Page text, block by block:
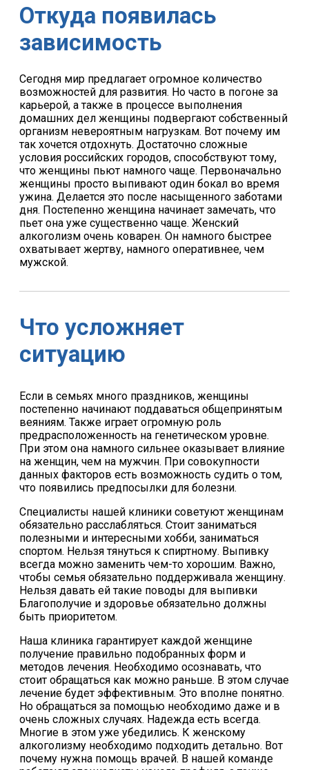
Откуда появилась
зависимость
Сегодня мир предлагает огромное количество
возможностей для развития. Но часто в погоне за
карьерой, а также в процессе выполнения
домашних дел женщины подвергают собственный
организм невероятным нагрузкам. Вот почему им
так хочется отдохнуть. Достаточно сложные
условия российских городов, способствуют тому,
что женщины пьют намного чаще. Первоначально
женщины просто выпивают один бокал во время
ужина. Делается это после насыщенного заботами
дня. Постепенно женщина начинает замечать, что
пьет она уже существенно чаще. Женский
алкоголизм очень коварен. Он намного быстрее
охватывает жертву, намного оперативнее, чем
мужской.
Что усложняет
ситуацию
Если в семьях много праздников, женщины
постепенно начинают поддаваться общепринятым
веяниям. Также играет огромную роль
предрасположенность на генетическом уровне.
При этом она намного сильнее оказывает влияние
на женщин, чем на мужчин. При совокупности
данных факторов есть возможность судить о том,
что появились предпосылки для болезни.
Специалисты нашей клиники советуют женщинам
обязательно расслабляться. Стоит заниматься
полезными и интересными хобби, заниматься
спортом. Нельзя тянуться к спиртному. Выпивку
всегда можно заменить чем-то хорошим. Важно,
чтобы семья обязательно поддерживала женщину.
Нельзя давать ей такие поводы для выпивки
Благополучие и здоровье обязательно должны
быть приоритетом.
Наша клиника гарантирует каждой женщине
получение правильно подобранных форм и
методов лечения. Необходимо осознавать, что
стоит обращаться как можно раньше. В этом случае
лечение будет эффективным. Это вполне понятно.
Но обращаться за помощью необходимо даже и в
очень сложных случаях. Надежда есть всегда.
Многие в этом уже убедились. К женскому
алкоголизму необходимо подходить детально. Вот
почему нужна помощь врачей. В нашей команде